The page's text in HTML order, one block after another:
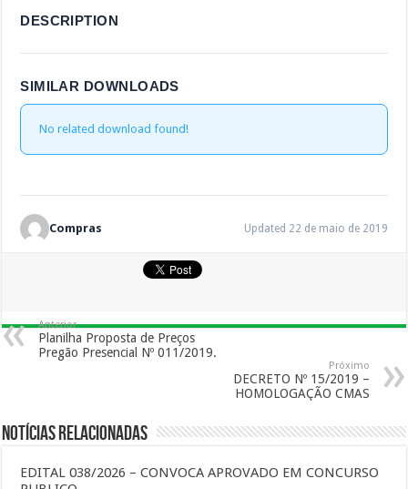
DESCRIPTION
SIMILAR DOWNLOADS
No related download found!
Compras Updated 22 de maio de 2019
Anterior
Planilha Proposta de Preços
Pregão Presencial Nº 011/2019.
Próximo
DECRETO Nº 15/2019 –
HOMOLOGAÇÃO CMAS
Notícias Relacionadas
EDITAL 038/2026 – CONVOCA APROVADO EM CONCURSO